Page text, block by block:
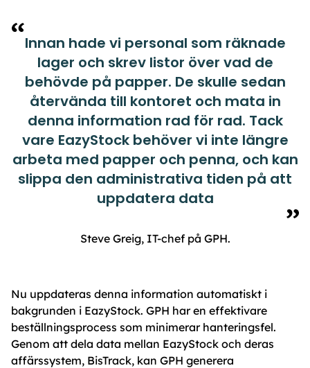
Innan hade vi personal som räknade
lager och skrev listor över vad de
behövde på papper. De skulle sedan
återvända till kontoret och mata in
denna information rad för rad. Tack
vare EazyStock behöver vi inte längre
arbeta med papper och penna, och kan
slippa den administrativa tiden på att
uppdatera data
Steve Greig, IT-chef på GPH.
Nu uppdateras denna information automatiskt i
bakgrunden i EazyStock. GPH har en effektivare
beställningsprocess som minimerar hanteringsfel.
Genom att dela data mellan EazyStock och deras
affärssystem, BisTrack, kan GPH generera